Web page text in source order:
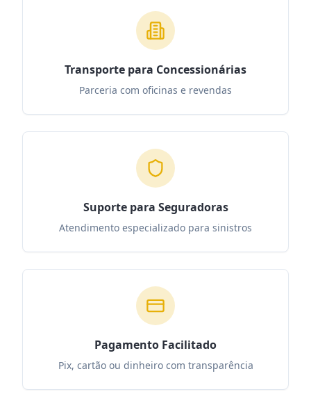
Transporte para Concessionárias
Parceria com oficinas e revendas
Suporte para Seguradoras
Atendimento especializado para sinistros
Pagamento Facilitado
Pix, cartão ou dinheiro com transparência